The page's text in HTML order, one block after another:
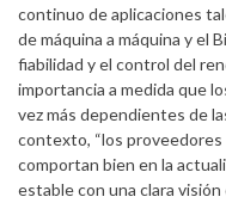
continuo de aplicaciones
de máquina a máquina y el
fiabilidad y el control del
importancia a medida que
vez más dependientes de
contexto, “los
comportan bien en la
estable con una clara